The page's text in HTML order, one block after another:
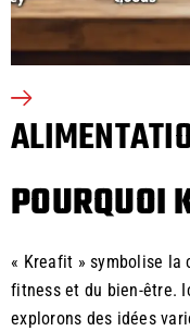
POURQUOI
« Kreafit » symbolise la
fitness et du bien-être.
explorons des idées